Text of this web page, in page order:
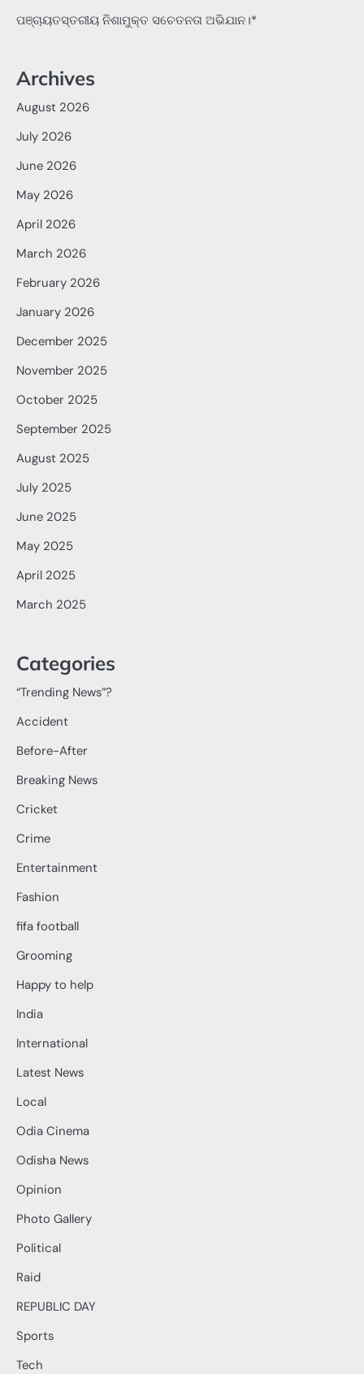
ପଞ୍ଚାୟତସ୍ତରୀୟ ନିଶାମୁକ୍ତ ସଚେତନତା ଅଭିଯାନ।*
Archives
August 2026
July 2026
June 2026
May 2026
April 2026
March 2026
February 2026
January 2026
December 2025
November 2025
October 2025
September 2025
August 2025
July 2025
June 2025
May 2025
April 2025
March 2025
Categories
“Trending News”?
Accident
Before-After
Breaking News
Cricket
Crime
Entertainment
Fashion
fifa football
Grooming
Happy to help
India
International
Latest News
Local
Odia Cinema
Odisha News
Opinion
Photo Gallery
Political
Raid
REPUBLIC DAY
Sports
Tech